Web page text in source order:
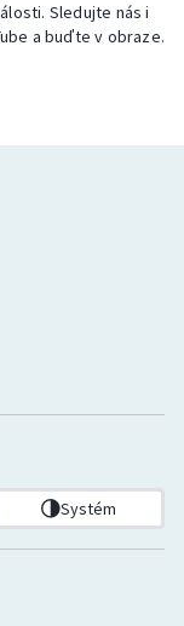
Sledujte nás i
a buďte v obraze.
Systém